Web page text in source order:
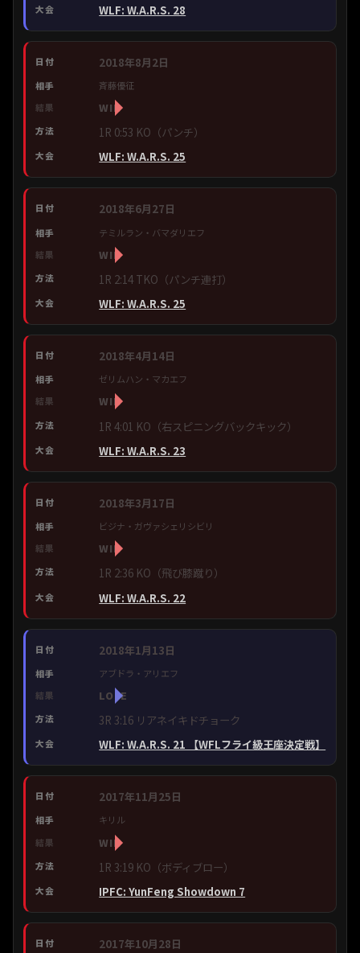
WLF: W.A.R.S. 28
2018年8月2日
斉藤優征
WIN
1R 0:53 KO（パンチ）
WLF: W.A.R.S. 25
2018年6月27日
テミルラン・バマダリエフ
WIN
1R 2:14 TKO（パンチ連打）
WLF: W.A.R.S. 25
2018年4月14日
ゼリムハン・マカエフ
WIN
1R 4:01 KO（右スピニングバックキック）
WLF: W.A.R.S. 23
2018年3月17日
ビジナ・ガヴァシェリシビリ
WIN
1R 2:36 KO（飛び膝蹴り）
WLF: W.A.R.S. 22
2018年1月13日
アブドラ・アリエフ
LOSE
3R 3:16 リアネイキドチョーク
WLF: W.A.R.S. 21 【WFLフライ級王座決定戦】
2017年11月25日
キリル
WIN
1R 3:19 KO（ボディブロー）
IPFC: YunFeng Showdown 7
2017年10月28日